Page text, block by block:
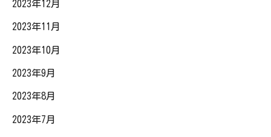
2023年12月
2023年11月
2023年10月
2023年9月
2023年8月
2023年7月